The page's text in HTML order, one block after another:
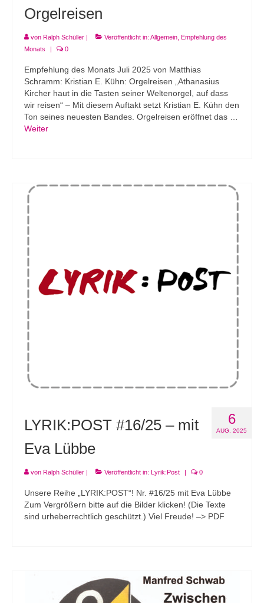
Orgelreisen
von Ralph Schüller | Veröffentlicht in: Allgemein Empfehlung des
Monats
| 0
Empfehlung des Monats Juli 2025 von Matthias
Schramm: Kristian E. Kühn: Orgelreisen „Athanasius
Kircher haut in die Tasten seiner Weltenorgel, auf dass
wir reisen“ – Mit diesem Auftakt setzt Kristian E. Kühn den
Ton seines neuesten Bandes. Orgelreisen eröffnet das …
Weiter
6
AUG. 2025
LYRIK:POST #16/25 – mit
Eva Lübbe
von Ralph Schüller | Veröffentlicht in: Lyrik:Post | 0
Unsere Reihe „LYRIK:POST“! Nr. #16/25 mit Eva Lübbe
Zum Vergrößern bitte auf die Bilder klicken! (Die Texte
sind urheberrechtlich geschützt.) Viel Freude! –> PDF